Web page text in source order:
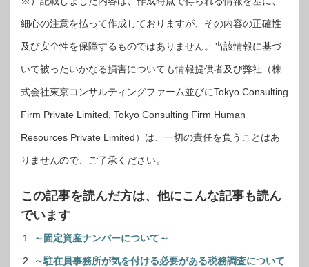
細心の注意を払って作成しておりますが、その内容の正確性
及び安全性を保障するものではありません。当該情報に基づ
いて被ったいかなる損害についても情報提供者及び弊社（株
式会社東京コンサルティングファーム並びにTokyo Consulting
Firm Private Limited, Tokyo Consulting Firm Human
Resources Private Limited）は、一切の責任を負うことはあ
りませんので、ご了承ください。
この記事を読んだ方は、他にこんな記事も読ん
でいます
～固定資産ナンバーについて～
～駐在員事務所が気を付ける必要がある税務調査について